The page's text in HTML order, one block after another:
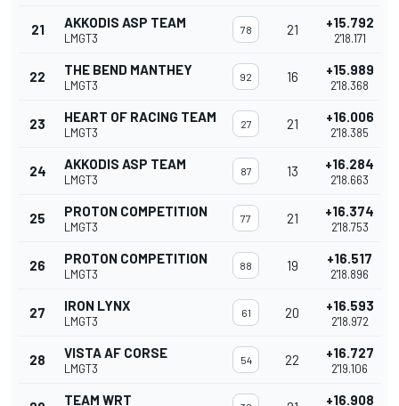
21 AKKODIS ASP TEAM
LMGT3
78 21 +15.792
2'18.171
22 THE BEND MANTHEY
LMGT3
92 16 +15.989
2'18.368
23 HEART OF RACING TEAM
LMGT3
27 21 +16.006
2'18.385
24 AKKODIS ASP TEAM
LMGT3
87 13 +16.284
2'18.663
25 PROTON COMPETITION
LMGT3
77 21 +16.374
2'18.753
26 PROTON COMPETITION
LMGT3
88 19 +16.517
2'18.896
27 IRON LYNX
LMGT3
61 20 +16.593
2'18.972
28 VISTA AF CORSE
LMGT3
54 22 +16.727
2'19.106
TEAM WRT +16.908